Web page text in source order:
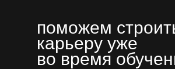
поможем
карьеру уже
во время